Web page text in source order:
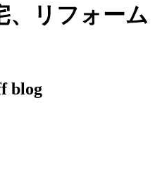
、リフォーム
blog